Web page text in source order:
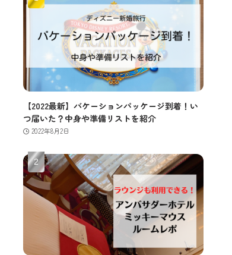
【2022最新】バケーションパッケージ到着！い
つ届いた？中身や準備リストを紹介
2022年8月2日